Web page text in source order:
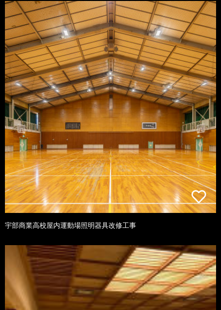
宇部商業高校屋内運動場照明器具改修工事